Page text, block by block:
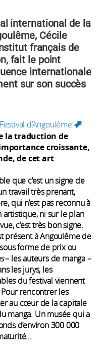
international de la
Cécile
français de
fait le point
internationale
sur son succès
Festival d’Angoulême
(link
external)
la traduction de
croissante,
de cet art
que c’est un signe de
travail très prenant,
qui n’est pas reconnu à
artistique, ni sur le plan
c’est très bon signe.
présent à Angoulême de
forme de prix ou
– les auteurs de manga –
les jurys, les
du festival viennent
Pour rencontrer les
au cœur de la capitale
manga. Un musée qui a
d’environ 300 000